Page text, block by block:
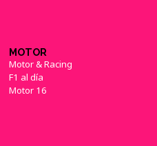
MOTOR
Motor & Racing
F1 al día
Motor 16